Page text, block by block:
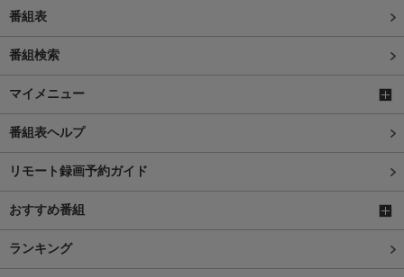
番組表
番組検索
マイメニュー
番組表ヘルプ
リモート録画予約ガイド
おすすめ番組
ランキング